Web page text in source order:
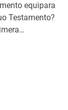
equipara
Testamento?